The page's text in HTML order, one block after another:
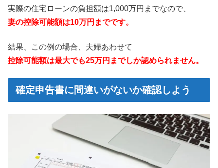
実際の住宅ローンの負担額は1,000万円までなので、
妻の控除可能額は10万円までです。
結果、この例の場合、夫婦あわせて
控除可能額は最大でも25万円までしか認められません。
確定申告書に間違いがないか確認しよう